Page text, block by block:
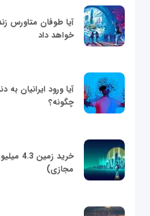
آیا طوفان متاورس
خواهد داد
آیا ورود ایرانیان
چگونه؟
خرید
مجازی)